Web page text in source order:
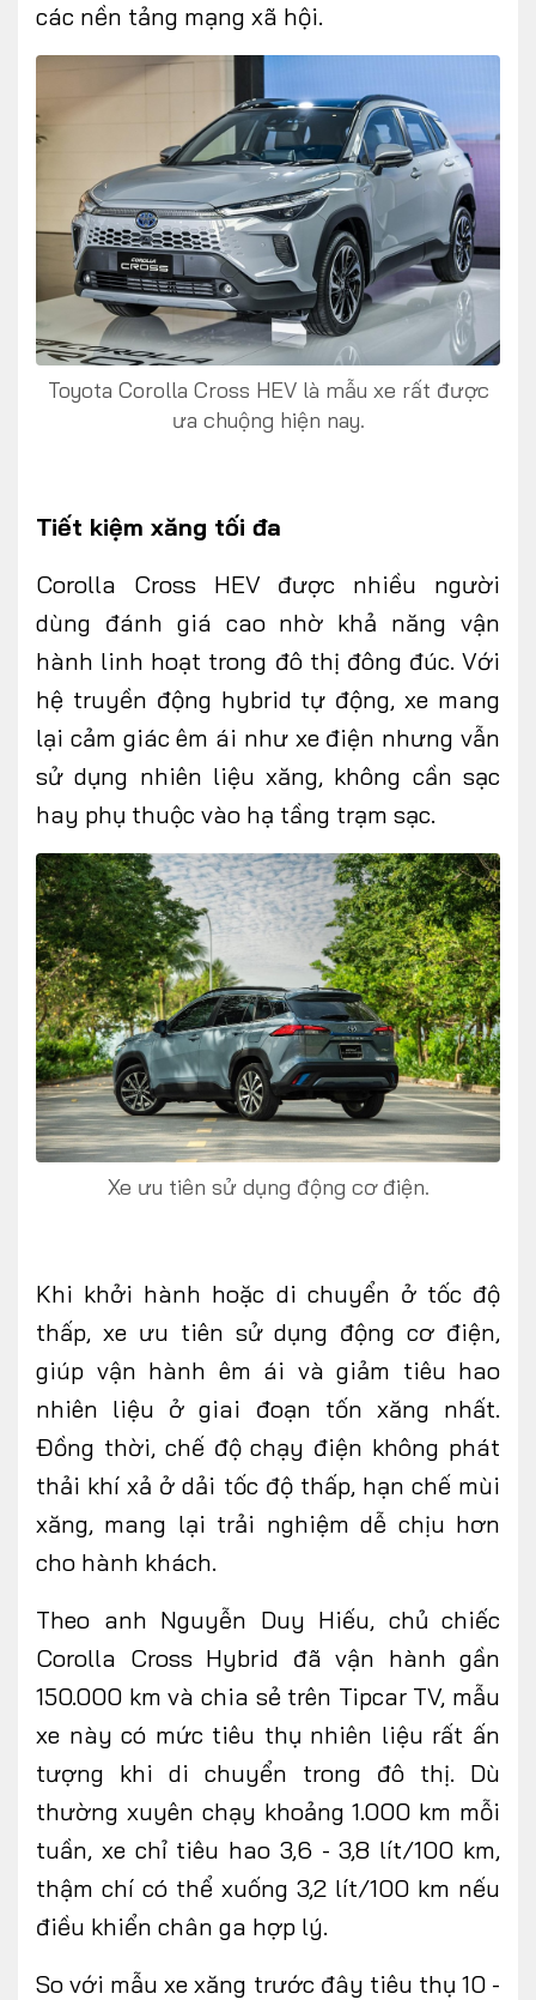
Facebook
CONTACT US
0972271616
ngocvu.vneconomy@gmail.com
các nền tảng mạng xã hội.
Toyota Corolla Cross HEV là mẫu xe rất được
ưa chuộng hiện nay.
Tiết kiệm xăng tối đa
Corolla Cross HEV được nhiều người
dùng đánh giá cao nhờ khả năng vận
hành linh hoạt trong đô thị đông đúc. Với
hệ truyền động hybrid tự động, xe mang
lại cảm giác êm ái như xe điện nhưng vẫn
sử dụng nhiên liệu xăng, không cần sạc
hay phụ thuộc vào hạ tầng trạm sạc.
Xe ưu tiên sử dụng động cơ điện.
Khi khởi hành hoặc di chuyển ở tốc độ
thấp, xe ưu tiên sử dụng động cơ điện,
giúp vận hành êm ái và giảm tiêu hao
nhiên liệu ở giai đoạn tốn xăng nhất.
Đồng thời, chế độ chạy điện không phát
thải khí xả ở dải tốc độ thấp, hạn chế mùi
xăng, mang lại trải nghiệm dễ chịu hơn
cho hành khách.
Theo anh Nguyễn Duy Hiếu, chủ chiếc
Corolla Cross Hybrid đã vận hành gần
150.000 km và chia sẻ trên Tipcar TV, mẫu
xe này có mức tiêu thụ nhiên liệu rất ấn
tượng khi di chuyển trong đô thị. Dù
thường xuyên chạy khoảng 1.000 km mỗi
tuần, xe chỉ tiêu hao 3,6 - 3,8 lít/100 km,
thậm chí có thể xuống 3,2 lít/100 km nếu
điều khiển chân ga hợp lý.
So với mẫu xe xăng trước đây tiêu thụ 10 -